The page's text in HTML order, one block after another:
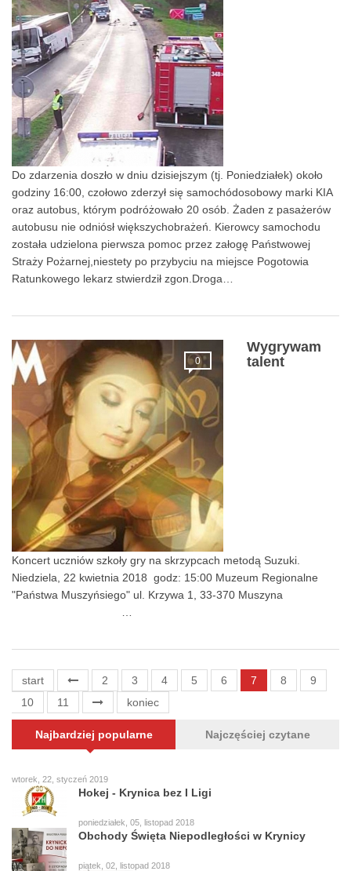
Do zdarzenia doszło w dniu dzisiejszym (tj. Poniedziałek) około
godziny 16:00, czołowo zderzył się samochódosobowy marki KIA
oraz autobus, którym podróżowało 20 osób. Żaden z pasażerów
autobusu nie odniósł większychobrażeń. Kierowcy samochodu
została udzielona pierwsza pomoc przez załogę Państwowej
Straży Pożarnej,niestety po przybyciu na miejsce Pogotowia
Ratunkowego lekarz stwierdził zgon.Droga…
0
Wygrywam
talent
Koncert uczniów szkoły gry na skrzypcach metodą Suzuki.
Niedziela, 22 kwietnia 2018 godz: 15:00 Muzeum Regionalne
"Państwa Muszyńsiego" ul. Krzywa 1, 33-370 Muszyna
start 2 3 4 5 6 7 8
9
10
11 koniec
Najbardziej popularne Najczęściej czytane
wtorek, 22, styczeń 2019
Hokej - Krynica bez I Ligi
poniedziałek, 05, listopad 2018
Obchody Święta Niepodległości w Krynicy
piątek, 02, listopad 2018